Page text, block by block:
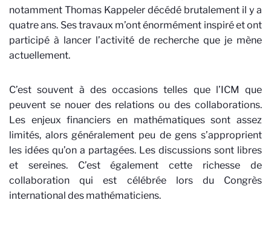
notamment Thomas Kappeler décédé brutalement il y a
quatre ans. Ses travaux m’ont énormément inspiré et ont
participé à lancer l’activité de recherche que je mène
actuellement.
C’est souvent à des occasions telles que l’ICM que
peuvent se nouer des relations ou des collaborations.
Les enjeux financiers en mathématiques sont assez
limités, alors généralement peu de gens s’approprient
les idées qu’on a partagées. Les discussions sont libres
et sereines. C’est également cette richesse de
collaboration qui est célébrée lors du Congrès
international des mathématiciens.